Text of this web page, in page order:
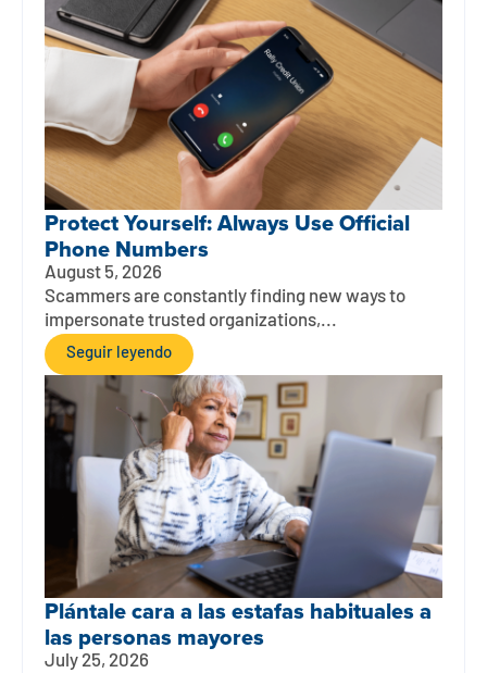
Protect Yourself: Always Use Official
Phone Numbers
August 5, 2026
Scammers are constantly finding new ways to
impersonate trusted organizations,...
Seguir leyendo
Plántale cara a las estafas habituales a
las personas mayores
July 25, 2026